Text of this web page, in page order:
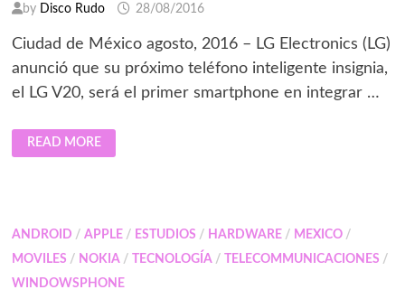
by Disco Rudo 28/08/2016
Ciudad de México agosto, 2016 – LG Electronics (LG)
anunció que su próximo teléfono inteligente insignia,
el LG V20, será el primer smartphone en integrar …
LG
V20
PRIMER
READ MORE
ANDROID / APPLE/ ESTUDIOS / HARDWARE/ MEXICO/
MOVILES / NOKIA/ TECNOLOGÍA/ TELECOMMUNICACIONES /
WINDOWSPHONE